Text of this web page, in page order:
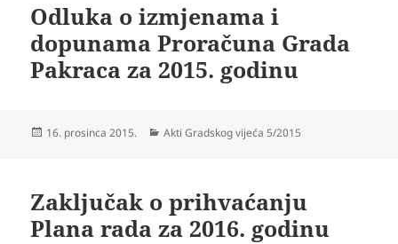
Odluka o izmjenama i
dopunama Proračuna Grada
Pakraca za 2015. godinu
Objavljeno
16. prosinca 2015. Kategorije
Akti Gradskog vijeća 5/2015
Zaključak o prihvaćanju
Plana rada za 2016. godinu